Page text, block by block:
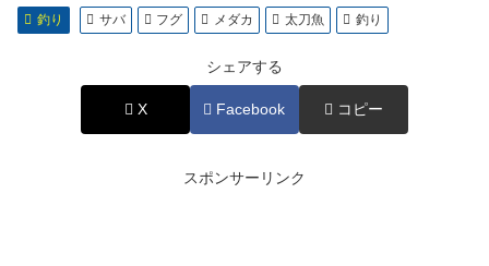
釣り サバ フグ メダカ 太刀魚 釣り
シェアする
X Facebook コピー
スポンサーリンク